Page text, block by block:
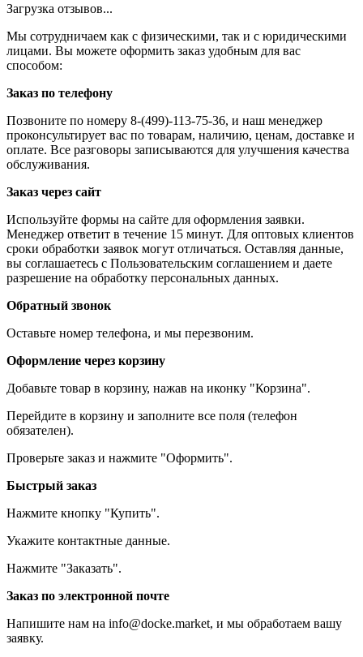
Загрузка отзывов...
Мы сотрудничаем как с физическими, так и с юридическими
лицами. Вы можете оформить заказ удобным для вас
способом:
Заказ по телефону
Позвоните по номеру 8-(499)-113-75-36, и наш менеджер
проконсультирует вас по товарам, наличию, ценам, доставке и
оплате. Все разговоры записываются для улучшения качества
обслуживания.
Заказ через сайт
Используйте формы на сайте для оформления заявки.
Менеджер ответит в течение 15 минут. Для оптовых клиентов
сроки обработки заявок могут отличаться. Оставляя данные,
вы соглашаетесь с Пользовательским соглашением и даете
разрешение на обработку персональных данных.
Обратный звонок
Оставьте номер телефона, и мы перезвоним.
Оформление через корзину
Добавьте товар в корзину, нажав на иконку "Корзина".
Перейдите в корзину и заполните все поля (телефон
обязателен).
Проверьте заказ и нажмите "Оформить".
Быстрый заказ
Нажмите кнопку "Купить".
Укажите контактные данные.
Нажмите "Заказать".
Заказ по электронной почте
Напишите нам на info@docke.market, и мы обработаем вашу
заявку.